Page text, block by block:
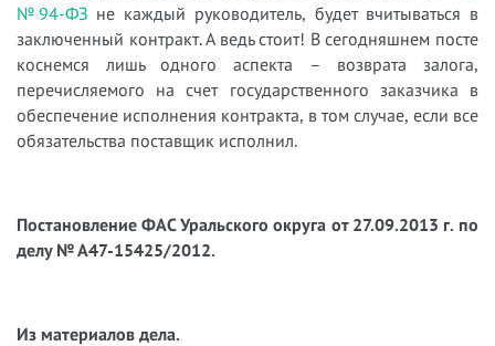
№94-ФЗ не каждый руководитель, будет вчитываться в
заключенный контракт. А ведь стоит! В сегодняшнем посте
коснемся лишь одного аспекта – возврата залога,
перечисляемого на счет государственного заказчика в
обеспечение исполнения контракта, в том случае, если все
обязательства поставщик исполнил.
Постановление ФАС Уральского округа от 27.09.2013 г. по
делу № А47-15425/2012.
Из материалов дела.